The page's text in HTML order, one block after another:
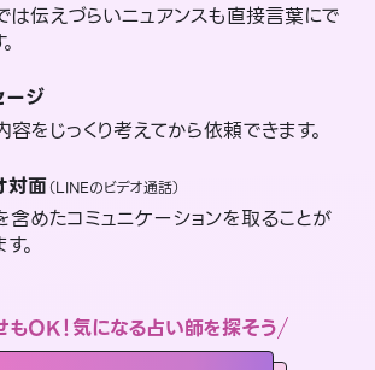
は伝えづらいニュアンスも直接言葉にで
ージ
容をじっくり考えてから依頼できます。
対面（LINEのビデオ通話）
含めたコミュニケーションを取ることが
。
もOK！気になる占い師を探そう